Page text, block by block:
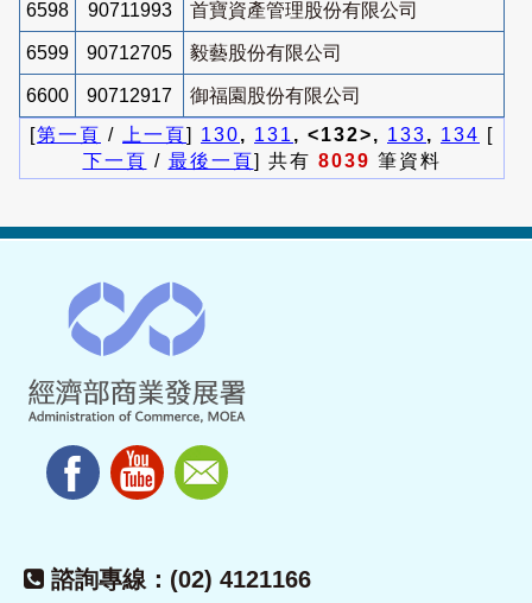
6598 90711993 首寶資產管理股份有限公司
6599 90712705 毅藝股份有限公司
6600 90712917
御福園股份有限公司
[第一頁 / 上一頁] 130, 131 , <132>, 133, 134 [
下一頁 / 最後一頁] 共有 8039 筆資料
諮詢專線：(02) 4121166